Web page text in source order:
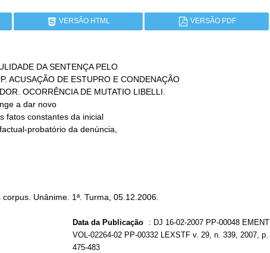
VERSÃO HTML VERSÃO PDF
DA SENTENÇA PELO
a dar novo
Unânime. 1ª. Turma, 05.12.2006.
Data da Publicação : DJ 16-02-2007 PP-00048 EMENT
VOL-02264-02 PP-00332 LEXSTF v. 29, n. 339, 2007, p.
475-483